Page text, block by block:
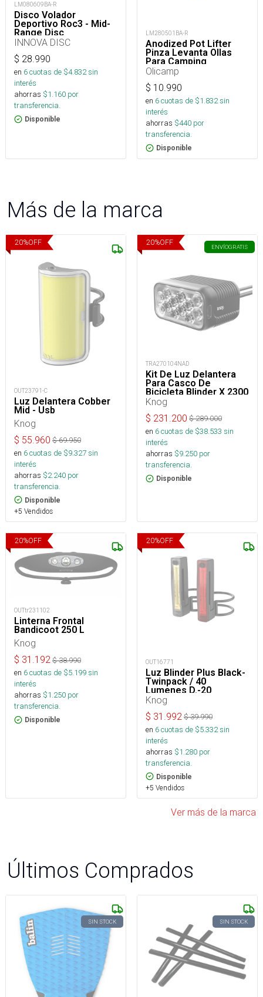
LM080609BA-R
Disco Volador
Deportivo Roc3 - Mid-
Range Disc
INNOVA DISC
$ 28.990
en 6cuotas de $4.832sin
interés
ahorras $1.160 por
transferencia.
Disponible
LM280501BA-R
Anodized Pot Lifter
Pinza Levanta Ollas
Para Camping
Olicamp
$ 10.990
en 6cuotas de $1.832sin
interés
ahorras $440 por
transferencia.
Disponible
Más de la marca
20%OFF
OUT23791-C
Luz Delantera Cobber
Mid - Usb
Knog
$ 55.960 $69.950
en 6cuotas de $9.327sin
interés
ahorras $2.240 por
transferencia.
Disponible
+5 Vendidos
20%OFF
ENVÍOGRATIS
TRA270104NAD
Kit De Luz Delantera
Para Casco De
Bicicleta Blinder X 2300
+ Batería 10000 mAh
Knog
$ 231.200 $289.000
en 6cuotas de $38.533 sin
interés
ahorras $9.250 por
transferencia.
Disponible
20%OFF
OUTtr231102
Linterna Frontal
Bandicoot 250 L
Knog
$ 31.192 $38.990
en 6cuotas de $5.199sin
interés
ahorras $1.250 por
transferencia.
Disponible
20%OFF
OUT16771
Luz Blinder Plus Black-
Twinpack / 40
Lumenes D.-20
Lumenes T. - USB
Knog
$ 31.992 $39.990
en 6cuotas de $5.332sin
interés
ahorras $1.280 por
transferencia.
Disponible
+5 Vendidos
Ver más de la marca
Últimos Comprados
SIN STOCK SIN STOCK